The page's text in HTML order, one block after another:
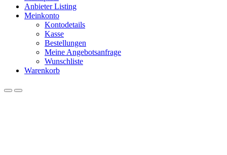
Anbieter Listing
Meinkonto
Kontodetails
Kasse
Bestellungen
Meine Angebotsanfrage
Wunschliste
Warenkorb